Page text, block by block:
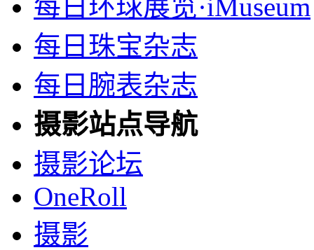
每日环球展览·iMuseum
每日珠宝杂志
每日腕表杂志
摄影站点导航
摄影论坛
OneRoll
摄影